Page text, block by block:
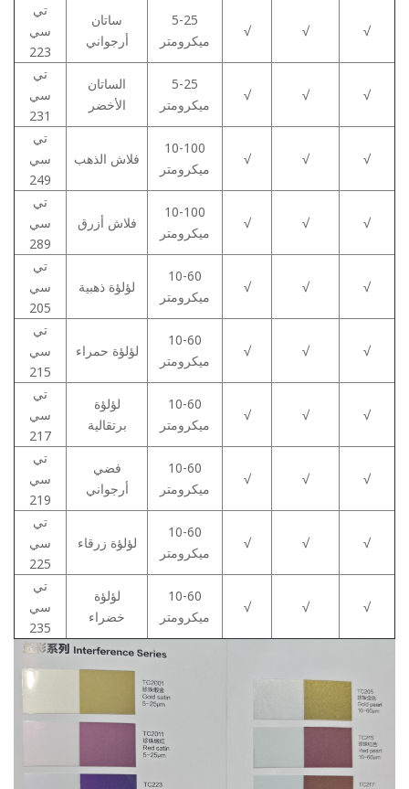
تي
سي
223
ساتان
أرجواني
5-25
ميكرومتر
√ √ √
تي
سي
231
الساتان
الأخضر
5-25
ميكرومتر
√ √ √
تي
سي
249
فلاش الذهب
10-100
ميكرومتر
√ √ √
تي
سي
289
فلاش أزرق
10-100
ميكرومتر
√ √ √
تي
سي
205
لؤلؤة ذهبية
10-60
ميكرومتر
√ √ √
تي
سي
215
لؤلؤة حمراء
10-60
ميكرومتر
√ √ √
تي
سي
217
لؤلؤة
برتقالية
10-60
ميكرومتر
√ √ √
تي
سي
219
فضي
أرجواني
10-60
ميكرومتر
√ √ √
تي
سي
225
لؤلؤة زرقاء
10-60
ميكرومتر
√ √ √
تي
سي
235
لؤلؤة
خضراء
10-60
ميكرومتر
√ √ √